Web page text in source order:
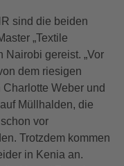
sind die beiden
„Textile
Nairobi gereist. „Vor
dem riesigen
Weber und
Müllhalden, die
vor
Trotzdem kommen
in Kenia an.